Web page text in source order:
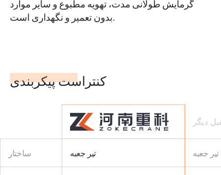
گرمایش طولانی مدت، تهویه مطبوع و سایر موارد
بدون تعمیر و نگهداری است.
کنتراست پیکربندی
دیگر
ساختار تیر جعبه تیر جعبه